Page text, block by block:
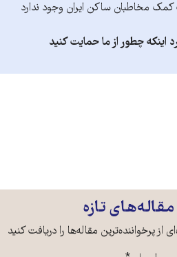
مخاطبان ساکن ایران وجود ندارد
اینکه چطور از ما حمایت کنید
تازه
پرخواننده‌ترین مقاله‌ها را دریافت کنید